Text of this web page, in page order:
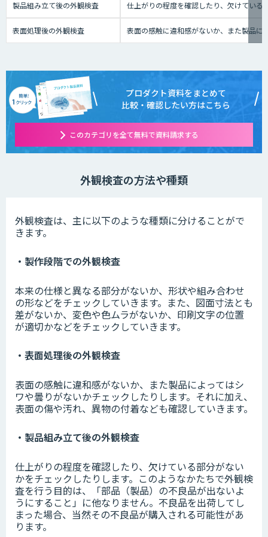
製品組み立て後の外観検査 仕上がりの程度を確認したり、欠けている
表面処理後の外観検査 表面の感触に違和感がないか、また製品に
プロダクト資料をまとめて
比較・確認したい方はこちら
このカテゴリを全て無料で資料請求する
外観検査の方法や種類
外観検査は、主に以下のような種類に分けることがで
きます。
・製作段階での外観検査
本来の仕様と異なる部分がないか、形状や組み合わせ
の形などをチェックしていきます。また、図面寸法とも
差がないか、変色や色ムラがないか、印刷文字の位置
が適切かなどをチェックしていきます。
・表面処理後の外観検査
表面の感触に違和感がないか、また製品によってはシ
ワや曇りがないかチェックしたりします。それに加え、
表面の傷や汚れ、異物の付着なども確認していきます。
・製品組み立て後の外観検査
仕上がりの程度を確認したり、欠けている部分がない
かをチェックしたりします。このようなかたちで外観検
査を行う目的は、「部品（製品）の不良品が出ないよ
うにすること」に他なりません。不良品を出荷してし
まった場合、当然その不良品が購入される可能性があ
ります。